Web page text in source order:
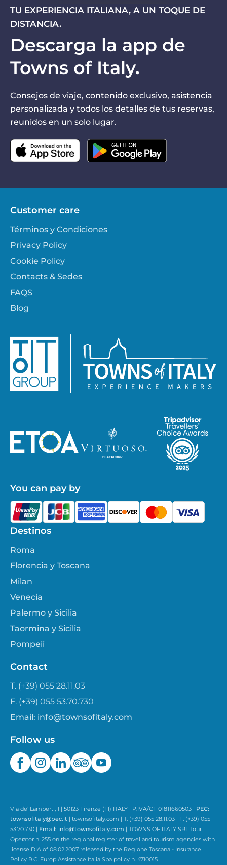
TU EXPERIENCIA ITALIANA, A UN TOQUE DE
DISTANCIA.
Descarga la app de
Towns of Italy.
Consejos de viaje, contenido exclusivo, asistencia
personalizada y todos los detalles de tus reservas,
reunidos en un solo lugar.
Destinos
Roma
Florencia y Toscana
Milan
Venecia
Palermo y Sicilia
Taormina y Sicilia
Pompeii
Customer care
Términos y Condiciones
Privacy Policy
Cookie Policy
Contacts & Sedes
FAQS
Blog
Contact
T. (+39) 055 28.11.03
F. (+39) 055 53.70.730
Email: info@townsofitaly.com
You can pay by
Follow us
Via de’ Lamberti, 1 | 50123 Firenze (FI) ITALY | P.IVA/CF 01811660503 | PEC:
townsofitaly@pec.it | townsofitaly.com | T. (+39) 055 28.11.03 | F. (+39) 055
53.70.730 | Email: info@townsofitaly.com | TOWNS OF ITALY SRL Tour
Operator n. 255 on the regional register of travel and tourism agencies with
license DIA of 08.02.2007 released by the Regione Toscana - Insurance
Policy R.C. Europ Assistance Italia Spa policy n. 4710015